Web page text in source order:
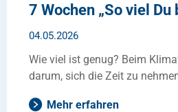
7 Wochen „So viel Du
04.05.2026
Wie viel ist genug? Beim
darum, sich die Zeit zu
Mehr erfahren